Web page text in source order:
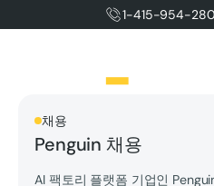
1-415-954-
채용
Penguin 채용
AI 팩토리 플랫폼 기업인